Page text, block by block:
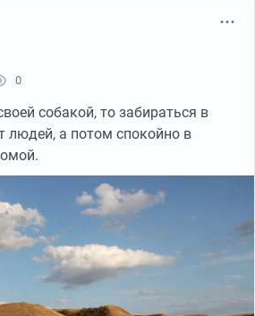
0
собакой, то забираться в
людей, а потом спокойно в